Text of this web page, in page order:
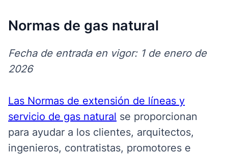
Normas de gas natural
Fecha de entrada en vigor: 1 de enero de
2026
Las Normas de extensión de líneas y
servicio de gas natural se proporcionan
para ayudar a los clientes, arquitectos,
ingenieros, contratistas, promotores e